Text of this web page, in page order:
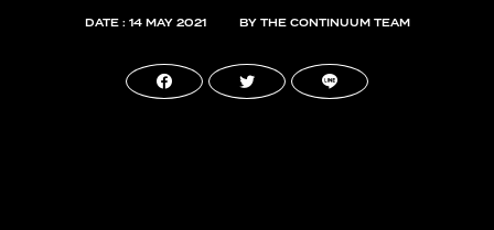
DATE : 14 MAY 2021 BY THE CONTINUUM TEAM